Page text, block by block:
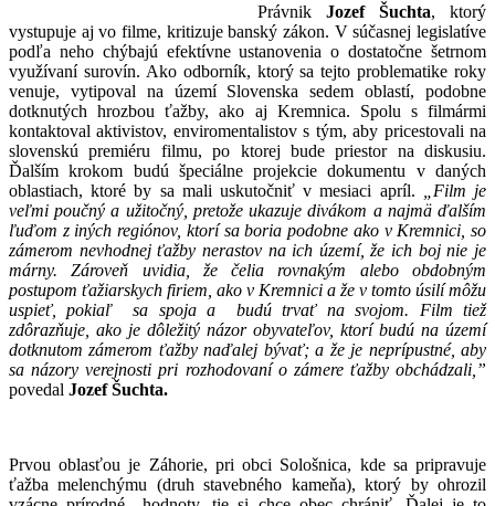
Právnik Jozef Šuchta, ktorý
vystupuje aj vo filme, kritizuje banský zákon. V súčasnej legislatíve
podľa neho chýbajú efektívne ustanovenia o dostatočne šetrnom
využívaní surovín. Ako odborník, ktorý sa tejto problematike roky
venuje, vytipoval na území Slovenska sedem oblastí, podobne
dotknutých hrozbou ťažby, ako aj Kremnica. Spolu s filmármi
kontaktoval aktivistov, enviromentalistov s tým, aby pricestovali na
slovenskú premiéru filmu, po ktorej bude priestor na diskusiu.
Ďalším krokom budú špeciálne projekcie dokumentu v daných
oblastiach, ktoré by sa mali uskutočniť v mesiaci apríl.
„Film je
veľmi poučný a užitočný, pretože ukazuje divákom a najmä ďalším
ľuďom z iných regiónov, ktorí sa boria podobne ako v Kremnici, so
zámerom nevhodnej ťažby nerastov na ich území, že ich boj nie je
márny. Zároveň uvidia, že čelia rovnakým alebo obdobným
postupom ťažiarskych firiem, ako v Kremnici a že v tomto úsilí môžu
uspieť, pokiaľ sa spoja a budú trvať na svojom. Film tiež
zdôrazňuje, ako je dôležitý názor obyvateľov, ktorí budú na území
dotknutom zámerom ťažby naďalej bývať; a že je neprípustné, aby
sa názory verejnosti pri rozhodovaní o zámere ťažby obchádzali,”
povedal Jozef Šuchta.
Prvou oblasťou je Záhorie, pri obci Sološnica, kde sa pripravuje
ťažba melenchýmu (druh stavebného kameňa), ktorý by ohrozil